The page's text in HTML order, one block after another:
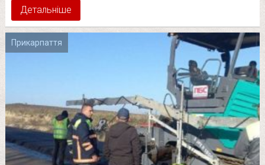
Детальніше
Прикарпаття